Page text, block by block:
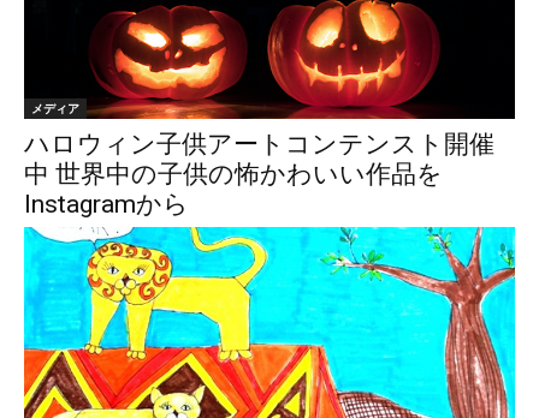
メディア
ハロウィン子供アートコンテンスト開催
中 世界中の子供の怖かわいい作品を
Instagramから